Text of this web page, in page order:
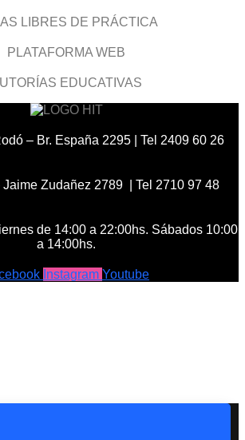
LIBRES DE PRÁCTICA
PLATAFORMA WEB
EDUCATIVAS
– Br. España 2295 | Tel 2409 60 26
Zudañez 2789 | Tel 2710 97 48
de 14:00 a 22:00hs. Sábados 10:00
a 14:00hs.
Instagram Youtube